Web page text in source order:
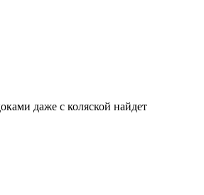
даже с коляской найдет